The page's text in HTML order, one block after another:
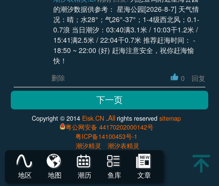
的潮汐数据供参考： 星海公园[2026-8-7] 天气情
况：晴；水28°；气26°-37°；1-4级西北风；0.1-
0.7浪 当日潮汐：03:40满3.1米 / 10:03干1.2米 /
15:41满2.5米 / 22:04干0.7米 推荐赶海时间： -
18:50 ~ 22:00 (好) 赶海注意安全，祝你赶海愉
快！
删除
0 回复
Copyright © 2014 Eisk.CN .Allrights reservedsitemap
粤公网安备 44170202000142号
粤ICP备14100453号-1
潮汐精灵
潮汐表精灵
地区 地图 潮历 鱼库 文章